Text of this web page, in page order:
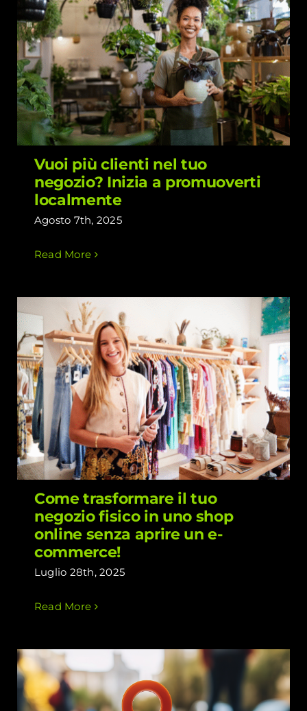
Vuoi più clienti nel tuo negozio? Inizia
a promuoverti localmente
Vuoi più clienti nel tuo
negozio? Inizia a promuoverti
localmente
Agosto 7th, 2025
Read More
Come trasformare il tuo negozio
fisico in uno shop online senza aprire
un e-commerce!
Come trasformare il tuo
negozio fisico in uno shop
online senza aprire un e-
commerce!
Luglio 28th, 2025
Read More